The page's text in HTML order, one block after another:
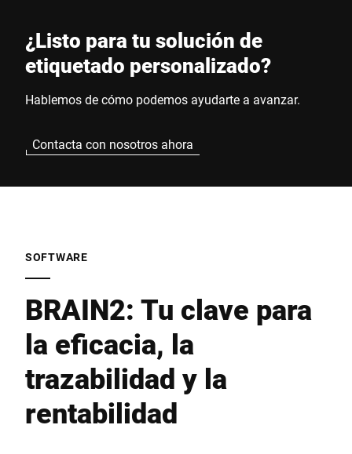
¿Listo para tu solución de
etiquetado personalizado?
Hablemos de cómo podemos ayudarte a avanzar.
Contacta con nosotros ahora
SOFTWARE
BRAIN2: Tu clave para
la eficacia, la
trazabilidad y la
rentabilidad